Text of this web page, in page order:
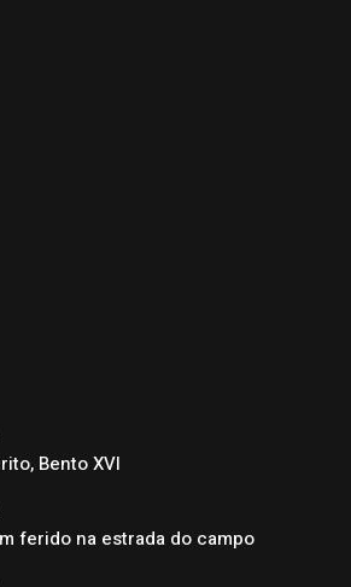
Bento XVI
ferido na estrada do campo